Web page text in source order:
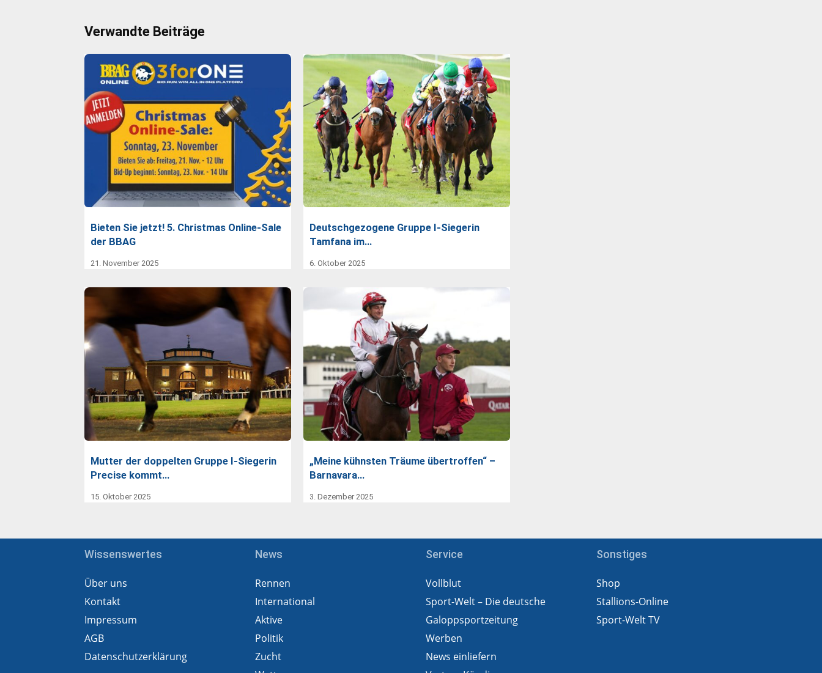
Verwandte Beiträge
Bieten Sie jetzt! 5. Christmas Online-Sale
der BBAG
21. November 2025
Deutschgezogene Gruppe I-Siegerin
Tamfana im…
6. Oktober 2025
Mutter der doppelten Gruppe I-Siegerin
Precise kommt…
15. Oktober 2025
„Meine kühnsten Träume übertroffen“ –
Barnavara…
3. Dezember 2025
Wissenswertes
Über uns
Kontakt
Impressum
AGB
Datenschutzerklärung
News
Rennen
International
Aktive
Politik
Zucht
Service
Vollblut
Sport-Welt – Die deutsche
Galoppsportzeitung
Werben
News einliefern
Sonstiges
Shop
Stallions-Online
Sport-Welt TV